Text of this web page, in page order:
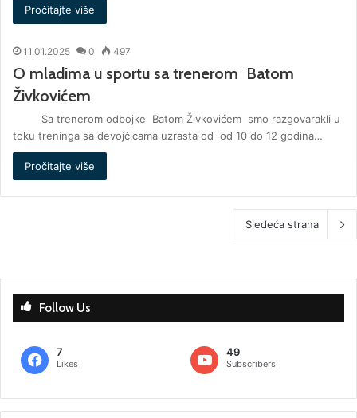
Pročitajte više
11.01.2025 0 497
O mladima u sportu sa trenerom Batom
Živkovićem
Sa trenerom odbojke Batom Živkovićem smo razgovarakli u
toku treninga sa devojčicama uzrasta od od 10 do 12 godina…
Pročitajte više
Sledeća strana
Follow Us
7
Likes
49
Subscribers